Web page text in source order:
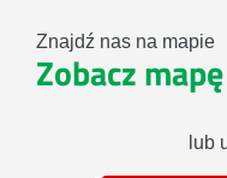
Znajdź nas na mapie
Zobacz mapę
lub